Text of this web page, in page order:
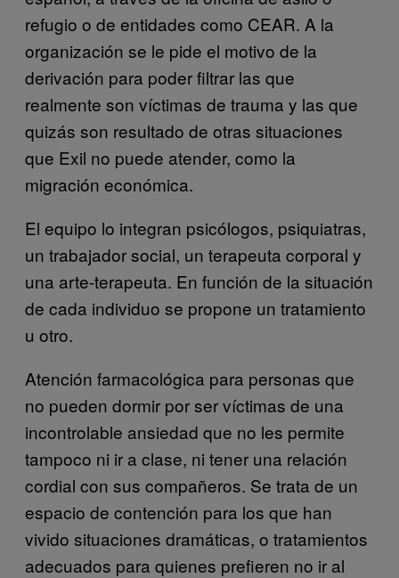
refugio o de entidades como CEAR. A la
organización se le pide el motivo de la
derivación para poder filtrar las que
realmente son víctimas de trauma y las que
quizás son resultado de otras situaciones
que Exil no puede atender, como la
migración económica.
El equipo lo integran psicólogos, psiquiatras,
un trabajador social, un terapeuta corporal y
una arte-terapeuta. En función de la situación
de cada individuo se propone un tratamiento
u otro.
Atención farmacológica para personas que
no pueden dormir por ser víctimas de una
incontrolable ansiedad que no les permite
tampoco ni ir a clase, ni tener una relación
cordial con sus compañeros. Se trata de un
espacio de contención para los que han
vivido situaciones dramáticas, o tratamientos
adecuados para quienes prefieren no ir al